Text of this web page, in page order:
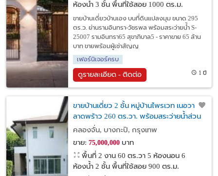
ห้องน้ำ 3 ชั้น พื้นที่ใช้สอย 1000 ตร.ม.
ขายบ้านเดี่ยวบ้านเอง บนที่ดินแปลงมุม ขนาด 295
ตร.ว. ย่านรามอินทรา-วัชรพล พร้อมสระว่ายน้ำ S-
25007 รามอินทรา65 สุขาภิบาล5 - ราคาขาย 65 ล้าน
บาท ขายพร้อมผู้เช่าสัญญ
เฟอร์นิเจอร์ครบ
ดูรายละเอียด - ติดต่อ 1 ปี
ขายบ้านเดี่ยว 2 ชั้น หมู่บ้านไพรเวท เนอวาน่า
ลาดพร้าว 260 ตร.วา. พร้อมสระว่ายน้ำส่วน
ตัว0
คลองจั่น, บางกะปิ, กรุงเทพ
ขาย: 75,000,000บาท
พื้นที่ 2 งาน 60 ตร.วา 5 ห้องนอน 6
ห้องน้ำ 2 ชั้น พื้นที่ใช้สอย 900 ตร.ม.